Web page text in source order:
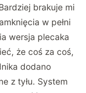
brakuje mi
w pełni
wersja plecaka
że coś za coś,
dodano
z tyłu. System